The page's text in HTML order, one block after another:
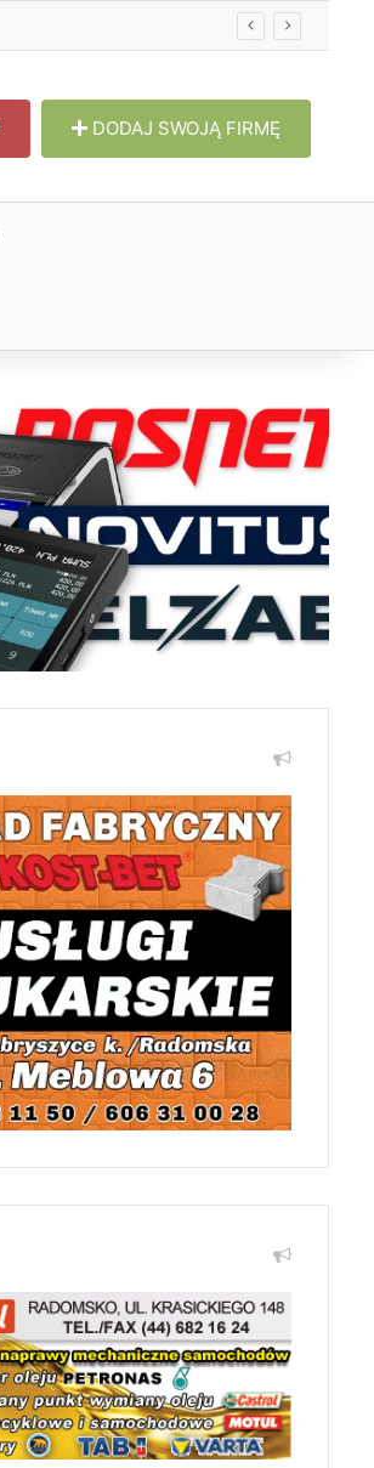
DODAJ SWOJĄ FIRMĘ